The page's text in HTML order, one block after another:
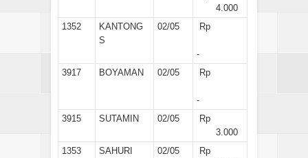
4.000
1352
KANTONG
S
02/05 Rp
-
3917
BOYAMAN 02/05 Rp
-
3915
SUTAMIN 02/05
Rp
3.000
1353
SAHURI 02/05
Rp